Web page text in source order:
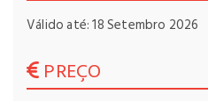
Válido até: 18 Setembro 2026
PREÇO